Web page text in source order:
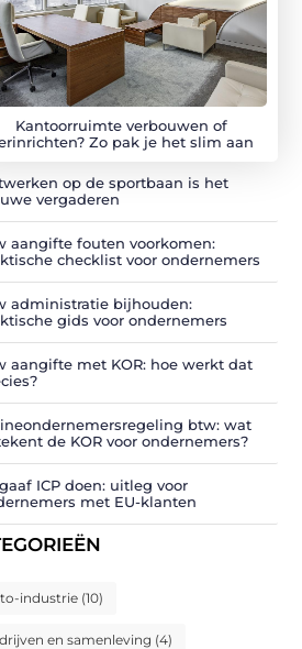
Kantoorruimte verbouwen of
Zo pak je het slim aan
op de sportbaan is het
vergaderen
aangifte fouten voorkomen:
checklist voor ondernemers
administratie bijhouden:
gids voor ondernemers
aangifte met KOR: hoe werkt dat
btw: wat
de KOR voor ondernemers?
ICP doen: uitleg voor
met EU-klanten
industrie (10)
en samenleving (4)